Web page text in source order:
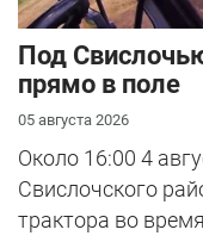
Под
прямо в поле
05 августа 2026
Около 16:00 4
Свислочского
трактора во